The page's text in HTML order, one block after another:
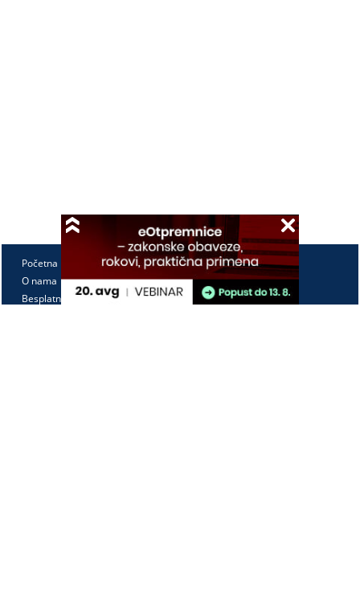
Početna
O nama
Besplatno